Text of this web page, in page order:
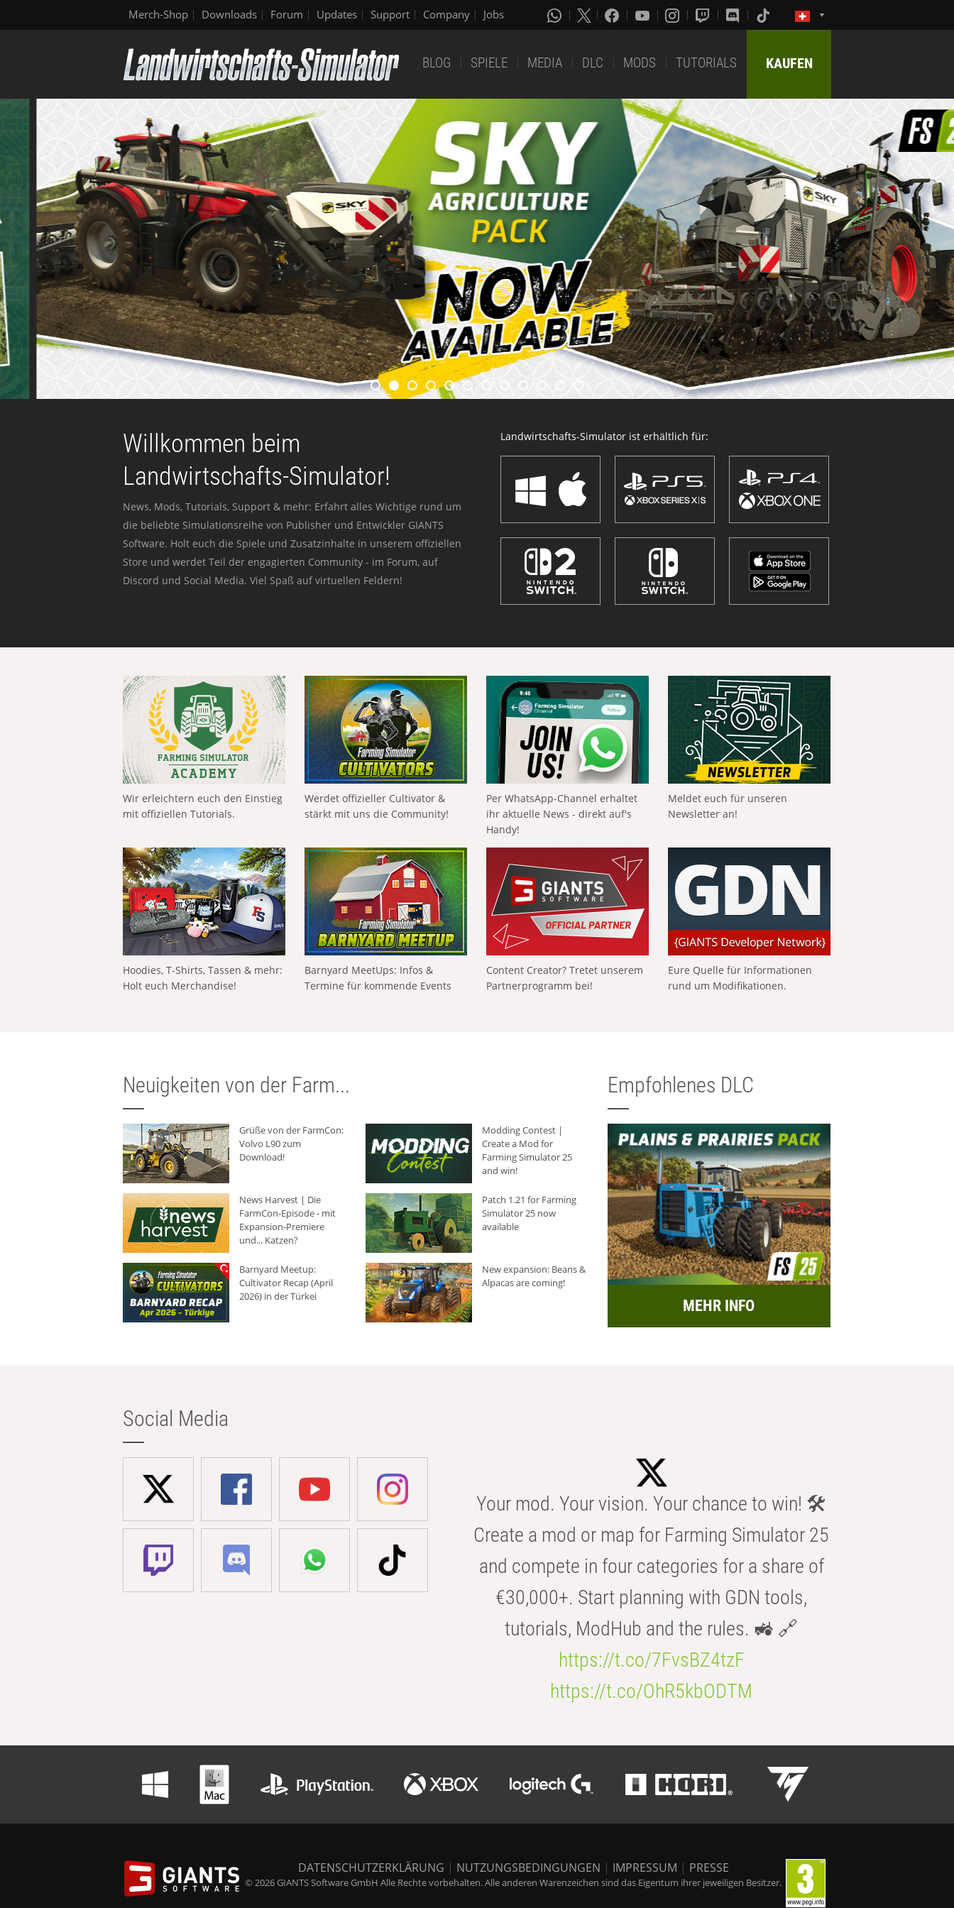
Merch-Shop Downloads Forum Updates Support Company Jobs
BLOG SPIELE MEDIA DLC MODS TUTORIALS KAUFEN
Willkommen beim
Landwirtschafts-Simulator!
News, Mods, Tutorials, Support & mehr: Erfahrt alles Wichtige rund um
die beliebte Simulationsreihe von Publisher und Entwickler GIANTS
Software. Holt euch die Spiele und Zusatzinhalte in unserem offiziellen
Store und werdet Teil der engagierten Community - im Forum, auf
Discord und Social Media. Viel Spaß auf virtuellen Feldern!
Landwirtschafts-Simulator ist erhältlich für:
Wir erleichtern euch den Einstieg
mit offiziellen Tutorials.
Werdet offizieller Cultivator &
stärkt mit uns die Community!
Per WhatsApp-Channel erhaltet
ihr aktuelle News - direkt auf's
Handy!
Meldet euch für unseren
Newsletter an!
Hoodies, T-Shirts, Tassen & mehr:
Holt euch Merchandise!
Barnyard MeetUps: Infos &
Termine für kommende Events
Content Creator? Tretet unserem
Partnerprogramm bei!
Eure Quelle für Informationen
rund um Modifikationen.
Neuigkeiten von der Farm...
Grüße von der FarmCon:
Volvo L90 zum
Download!
Modding Contest |
Create a Mod for
Farming Simulator 25
and win!
News Harvest | Die
FarmCon-Episode - mit
Expansion-Premiere
und... Katzen?
Patch 1.21 for Farming
Simulator 25 now
available
Barnyard Meetup:
Cultivator Recap (April
2026) in der Türkei
New expansion: Beans &
Alpacas are coming!
Empfohlenes DLC
MEHR INFO
Social Media
Your mod. Your vision. Your chance to win! 🛠️
Create a mod or map for Farming Simulator 25
and compete in four categories for a share of
€30,000+. Start planning with GDN tools,
tutorials, ModHub and the rules. 🚜 🔗
https://t.co/7FvsBZ4tzF
https://t.co/OhR5kbODTM
DATENSCHUTZERKLÄRUNG | NUTZUNGSBEDINGUNGEN | IMPRESSUM | PRESSE
© 2026 GIANTS Software GmbH Alle Rechte vorbehalten. Alle anderen Warenzeichen sind das Eigentum ihrer jeweiligen Besitzer.